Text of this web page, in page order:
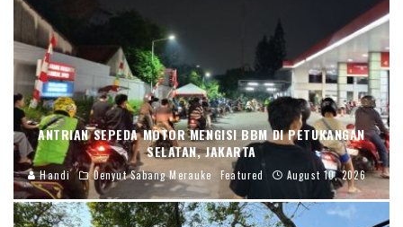
ANTRIAN SEPEDA MOTOR MENGISI BBM DI PETUKANGAN
SELATAN, JAKARTA
Handi Denyut Sabang Merauke Featured August 10, 2026